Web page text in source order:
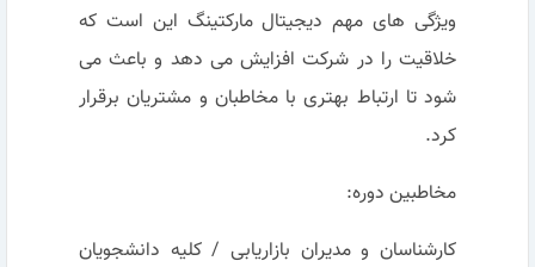
ویژگی های مهم دیجیتال مارکتینگ این است که
خلاقیت را در شرکت افزایش می دهد و باعث می
شود تا ارتباط بهتری با مخاطبان و مشتریان برقرار
کرد.
مخاطبين دوره:
کارشناسان و مدیران بازاریابی / کلیه دانشجویان